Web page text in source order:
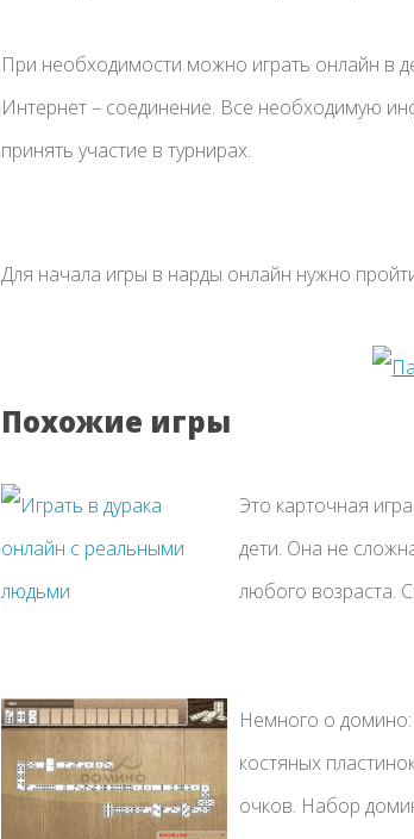
При необходимости можно играть онлайн в
Интернет – соединение. Все необходимую
принять участие в турнирах.
Для начала игры в нарды онлайн нужно
Похожие игры
Это карточная
дети. Она не
любого возраста.
Немного о домино:
костяных
очков. Набор